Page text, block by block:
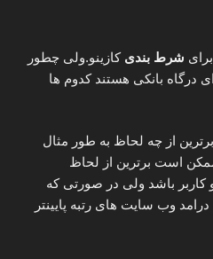
شرط بندی کازینو.ولی چطور
درگاه بانکی هستند کدوم ها
برترین از چه لحاظ به طور مثال
است برترین از لحاظ
و کاربر باشد ولی در صورتی که
وب سایت های رتبه پایینتر